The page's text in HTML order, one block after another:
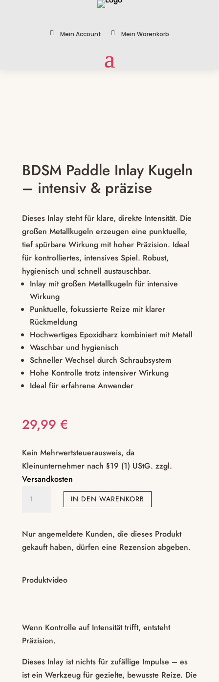
 Mein Account  Mein Warenkorb
BDSM Paddle Inlay Kugeln
– intensiv & präzise
Dieses Inlay steht für klare, direkte Intensität. Die
großen Metallkugeln erzeugen eine punktuelle,
tief spürbare Wirkung mit hoher Präzision. Ideal
für kontrolliertes, intensives Spiel. Robust,
hygienisch und schnell austauschbar.
Inlay mit großen Metallkugeln für intensive
Wirkung
Punktuelle, fokussierte Reize mit klarer
Rückmeldung
Hochwertiges Epoxidharz kombiniert mit Metall
Waschbar und hygienisch
Schneller Wechsel durch Schraubsystem
Hohe Kontrolle trotz intensiver Wirkung
Ideal für erfahrene Anwender
29,99 €
Kein Mehrwertsteuerausweis, da
Kleinunternehmer nach §19 (1) UStG. zzgl.
Versandkosten
Paddle
Kugeln
–
präzise
IN DEN WARENKORB
Nur angemeldete Kunden, die dieses Produkt
gekauft haben, dürfen eine Rezension abgeben.
Produktvideo
Wenn Kontrolle auf Intensität trifft, entsteht
Präzision.
Dieses Inlay ist nichts für zufällige Impulse – es
ist ein Werkzeug für gezielte, bewusste Reize. Die